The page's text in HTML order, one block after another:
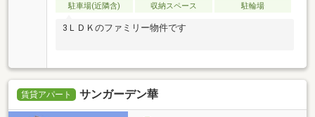
駐車場(近隣含)
収納スペース 駐輪場
3ＬＤＫのファミリー物件です
賃貸アパート サンガーデン華